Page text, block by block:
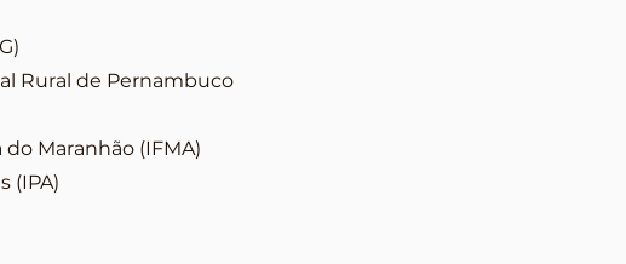
Rural de Pernambuco
Maranhão (IFMA)
(IPA)